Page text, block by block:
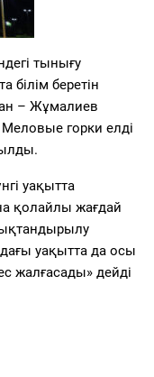
тынығу
беретін
– Жұмалиев
горки елді
уақытта
қолайлы жағдай
уақытта да осы
жалғасады» дейді